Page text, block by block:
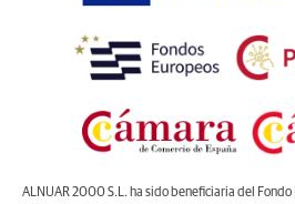
ALNUAR 2000 S.L. ha sido beneficiaria del